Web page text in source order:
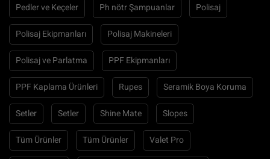
Pedler ve Keçeler Ph nötr Şampuanlar Polisaj
Polisaj Ekipmanları Polisaj Makineleri
Polisaj ve Parlatma PPF Ekipmanları
PPF Kaplama Ürünleri Rupes Seramik Boya Koruma
Setler Setler Shine Mate Slopes
Tüm Ürünler Tüm Ürünler Valet Pro